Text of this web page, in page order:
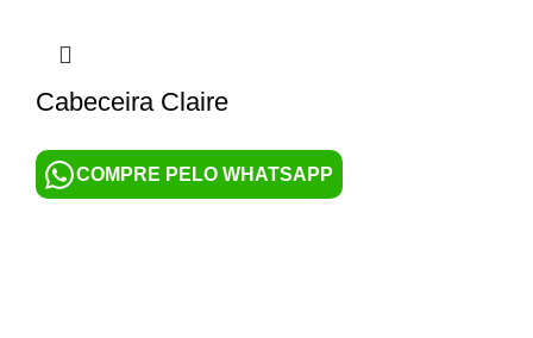
Cabeceira Claire
COMPRE PELO WHATSAPP